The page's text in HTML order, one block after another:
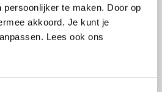
persoonlijker te maken. Door op
akkoord. Je kunt je
Lees ook ons
kantoor: 5 tips &